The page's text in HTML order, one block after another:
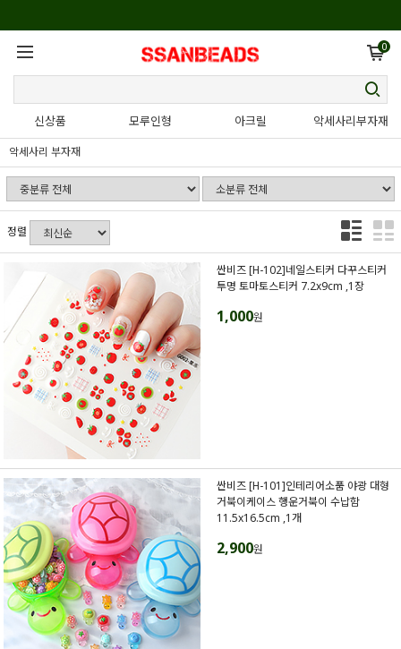
0
신상품 모루인형 아크릴 악세사리부자재
악세사리 부자재
정렬
싼비즈 [H-102]네일스티커 다꾸스티커
투명 토마토스티커 7.2x9cm ,1장
1,000원
싼비즈 [H-101]인테리어소품 야광 대형
거북이케이스 행운거북이 수납함
11.5x16.5cm ,1개
2,900원